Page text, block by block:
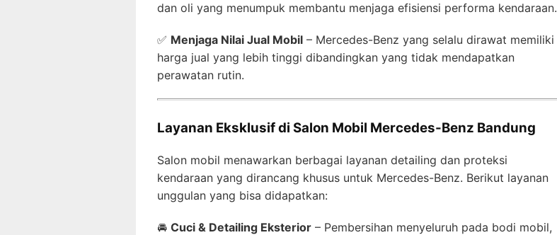
dan oli yang menumpuk membantu menjaga efisiensi performa kendaraan.
✅ Menjaga Nilai Jual Mobil – Mercedes-Benz yang selalu dirawat memiliki
harga jual yang lebih tinggi dibandingkan yang tidak mendapatkan
perawatan rutin.
Layanan Eksklusif di Salon Mobil Mercedes-Benz Bandung
Salon mobil menawarkan berbagai layanan detailing dan proteksi
kendaraan yang dirancang khusus untuk Mercedes-Benz. Berikut layanan
unggulan yang bisa didapatkan:
🚘 Cuci & Detailing Eksterior – Pembersihan menyeluruh pada bodi mobil,